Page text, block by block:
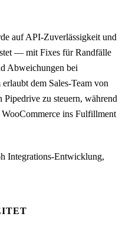
auf API-Zuverlässigkeit und
— mit Fixes für Randfälle
Abweichungen bei
dem Sales-Team von
zu steuern, während
ins Fulfillment
Integrations-Entwicklung,